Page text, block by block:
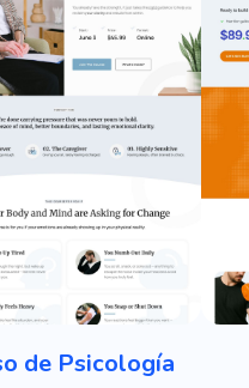
de Psicología